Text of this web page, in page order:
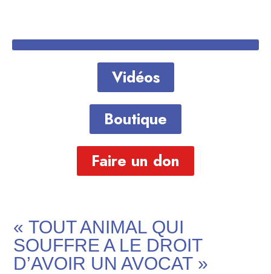
Vidéos
Boutique
Faire un don
« TOUT ANIMAL QUI
SOUFFRE A LE DROIT
D’AVOIR UN AVOCAT »